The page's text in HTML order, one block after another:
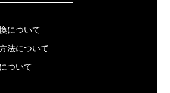
について
法について
ついて